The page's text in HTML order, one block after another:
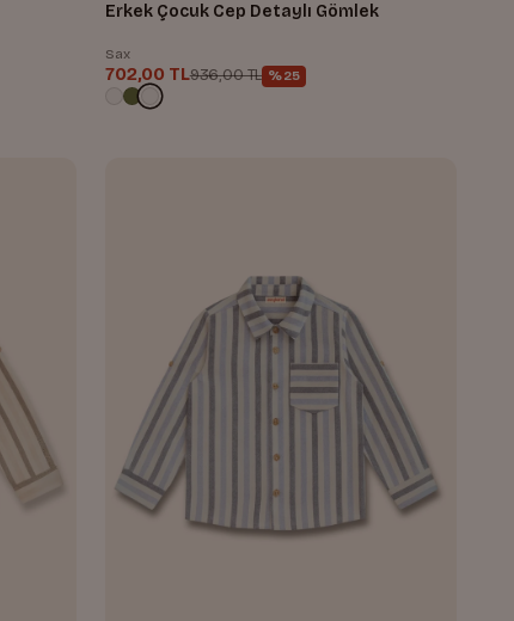
Erkek Çocuk Cep Detaylı Gömlek
Sax
702,00 TL936,00 TL %25